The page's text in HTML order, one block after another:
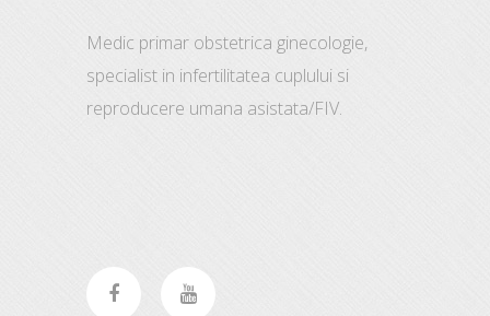
Medic primar obstetrica ginecologie,
specialist in infertilitatea cuplului si
reproducere umana asistata/FIV.